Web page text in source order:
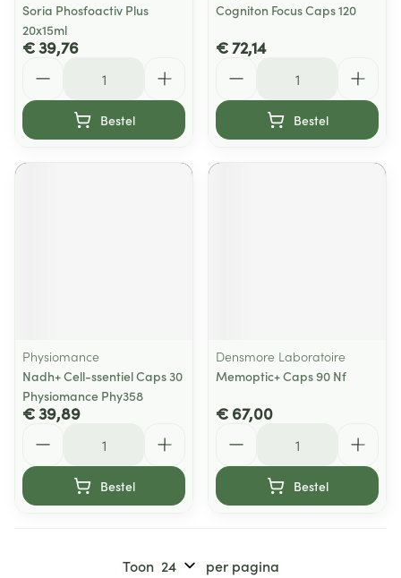
Soria Phosfoactiv Plus
20x15ml
€ 39,76
Bestel
Cogniton Focus Caps 120
€ 72,14
Bestel
Physiomance
Nadh+ Cell-ssentiel Caps 30
Physiomance Phy358
€ 39,89
Bestel
Densmore Laboratoire
Memoptic+ Caps 90 Nf
€ 67,00
Bestel
Toon per pagina